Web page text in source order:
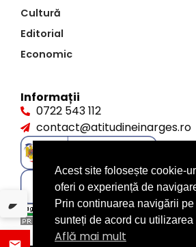
Cultură
Editorial
Economic
Informații
0722 543 112
contact@atitudineinarges.ro
Acest site folosește cookie-
oferi o experiență de
Prin continuarea navigării pe
sunteți de acord cu utilizarea
Află mai mult